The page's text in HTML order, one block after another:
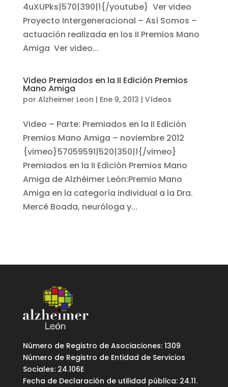
4uXUPks|570|390|1{/youtube} Ver video
Proyecto Intergeneracional – Así Somos –
actuación realizada en los II Premios Mano
Amiga Ver video...
Video Premiados en la II Edición Premios
Mano Amiga
por Alzheimer Leon | Ene 9, 2013 | Vídeos
Video – Parte: Premiados en la II Edición
Premios Mano Amiga – noviembre 2012
{vimeo}57059591|520|350|1{/vimeo}
Premiados en la II Edición Premios Mano
Amiga de Alzhéimer León:Premio Mano
Amiga en la categoría individual a la Dra.
Mercé Boada, neuróloga y...
Número de Registro de Asociaciones: 1309
Número de Registro de Entidad de Servicios
Sociales: 24.106E
Fecha de Declaración de utilidad pública: 24.11.